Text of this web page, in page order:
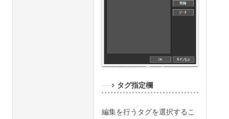
タグ指定欄
編集を行うタグを選択するこ